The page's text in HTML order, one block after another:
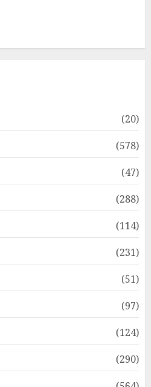
(20)
(578)
(47)
(288)
(114)
(231)
(51)
(97)
(124)
(290)